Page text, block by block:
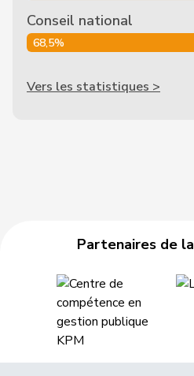
Conseil national
68,5%
Vers les statistiques >
Partenaires de